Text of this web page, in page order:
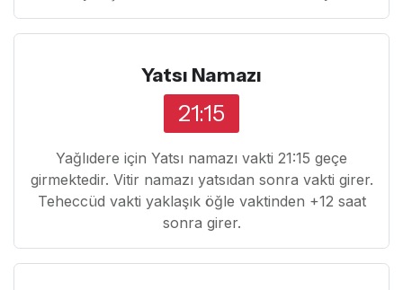
Yatsı Namazı
21:15
Yağlıdere için Yatsı namazı vakti 21:15 geçe
girmektedir. Vitir namazı yatsıdan sonra vakti girer.
Teheccüd vakti yaklaşık öğle vaktinden +12 saat
sonra girer.